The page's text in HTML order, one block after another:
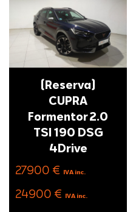
(Reserva)
CUPRA
Formentor 2.0
TSI 190 DSG
4Drive
27900 € IVA inc.
24900 € IVA inc.